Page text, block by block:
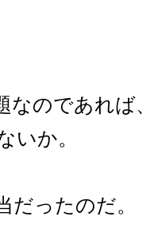
なのであれば
いか。
だったのだ。